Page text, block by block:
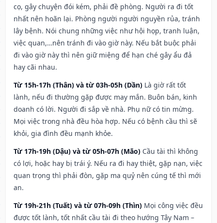
cọ, gây chuyện đói kém, phải đề phòng. Người ra đi tốt
nhất nên hoãn lại. Phòng người người nguyền rủa, tránh
lây bệnh. Nói chung những việc như hội họp, tranh luận,
việc quan,…nên tránh đi vào giờ này. Nếu bắt buộc phải
đi vào giờ này thì nên giữ miệng để hạn ché gây ẩu đả
hay cãi nhau.
Từ 15h-17h (Thân) và từ 03h-05h (Dần) Là giờ rất tốt
lành, nếu đi thường gặp được may mắn. Buôn bán, kinh
doanh có lời. Người đi sắp về nhà. Phụ nữ có tin mừng.
Mọi việc trong nhà đều hòa hợp. Nếu có bệnh cầu thì sẽ
khỏi, gia đình đều mạnh khỏe.
Từ 17h-19h (Dậu) và từ 05h-07h (Mão) Cầu tài thì không
có lợi, hoặc hay bị trái ý. Nếu ra đi hay thiệt, gặp nạn, việc
quan trọng thì phải đòn, gặp ma quỷ nên cúng tế thì mới
an.
Từ 19h-21h (Tuất) và từ 07h-09h (Thìn) Mọi công việc đều
được tốt lành, tốt nhất cầu tài đi theo hướng Tây Nam –